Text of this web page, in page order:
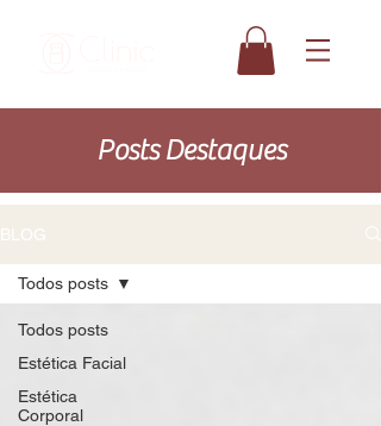
Posts Destaques
BLOG
Todos posts
Estética Facial
Estética
Corporal
Todos posts